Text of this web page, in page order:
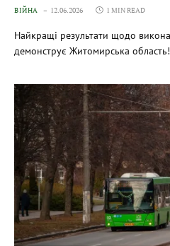
ВІЙНА 12.06.2026 1 MIN READ
Найкращі результати щодо
демонструє Житомирська область!